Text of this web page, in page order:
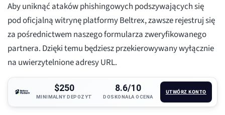
Aby uniknąć ataków phishingowych podszywających się
pod oficjalną witrynę platformy Beltrex, zawsze rejestruj się
za pośrednictwem naszego formularza zweryfikowanego
partnera. Dzięki temu będziesz przekierowywany wyłącznie
na uwierzytelnione adresy URL.
$250
MINIMALNY DEPOZYT
8.6/10
DOSKONAŁA OCENA
UTWÓRZ KONTO